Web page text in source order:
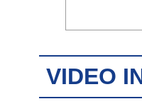
VIDEO